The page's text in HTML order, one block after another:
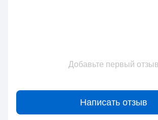
Добавьте первый отзыв
Написать отзыв